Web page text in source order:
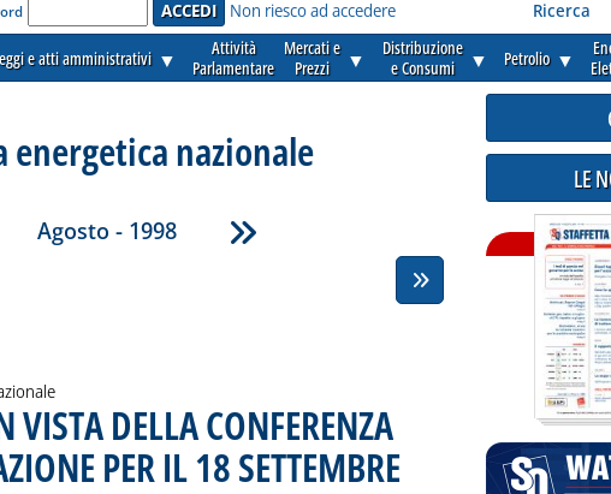
Non riesco ad accedere Ricerca
e atti amministrativi ▼
Attività
Parlamentare
Mercati e
Prezzi
▼
Distribuzione
e Consumi
▼ Petrolio ▼
energetica nazionale
Agosto - 1998
VISTA DELLA CONFERENZA
PER IL 18 SETTEMBRE . Pubblicata sabato 08 agosto 1998
LE